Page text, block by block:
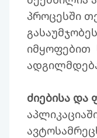
პროცესში
იმყოფებით
ძიებისა და